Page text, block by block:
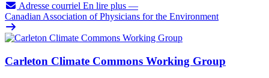
Adresse courriel En lire plus —
Canadian Association of Physicians for the Environment
Carleton Climate Commons Working Group